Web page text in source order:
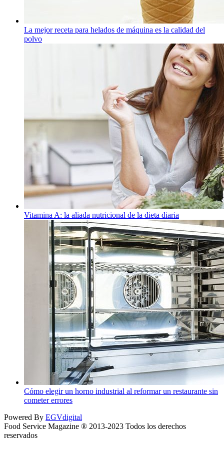
La mejor receta para helados de máquina es la calidad del
polvo
Vitamina A: la aliada nutricional de la dieta diaria
Cómo elegir un horno industrial al reformar un restaurante sin
cometer errores
Powered By EGVdigital
Food Service Magazine ® 2013-2023 Todos los derechos
reservados